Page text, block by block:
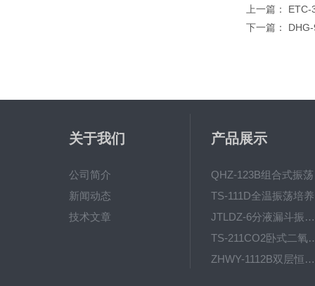
上一篇： ETC-
下一篇：
关于我们
公司简介
新闻动态
技术文章
产品展示
JTLDZ-6分液漏斗振荡器
TS-211CO2卧式
ZHWY-1112B双层恒温培养摇床